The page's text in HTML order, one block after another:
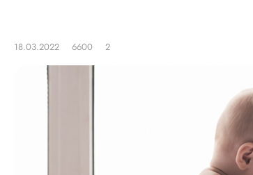
18.03.2022 6600 2